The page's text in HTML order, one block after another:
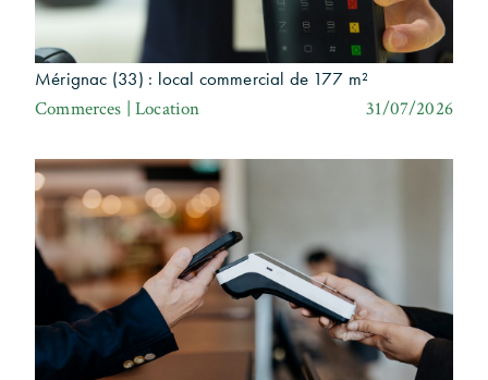
Mérignac (33) : local commercial de 177 m²
Commerces | Location 31/07/2026